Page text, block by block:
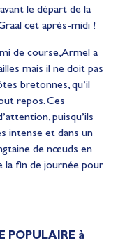
le départ de la
cet après-midi !
de course, Armel a
mais il ne doit pas
bretonnes, qu’il
repos. Ces
puisqu’ils
intense et dans un
de nœuds en
la fin de journée pour
POPULAIRE à